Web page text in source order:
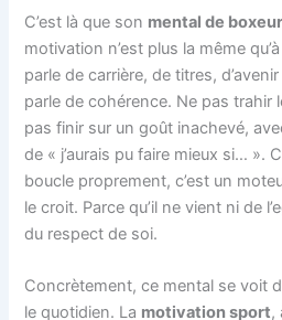
C’est là que son mental de boxeur
motivation n’est plus la même
parle de carrière, de titres,
parle de cohérence. Ne pas trahir
pas finir sur un goût inachevé,
de « j’aurais pu faire mieux si… ».
boucle proprement, c’est un
le croit. Parce qu’il ne vient ni de
du respect de soi.
Concrètement, ce mental se voit
le quotidien. La motivation sport,